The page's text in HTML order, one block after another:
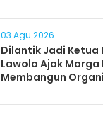
03 Agu 2026
Dilantik Jadi Ketua
Lawolo Ajak
Membangun